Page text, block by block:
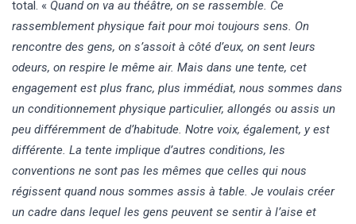
total. « Quand on va au théâtre, on se rassemble. Ce
rassemblement physique fait pour moi toujours sens. On
rencontre des gens, on s’assoit à côté d’eux, on sent leurs
odeurs, on respire le même air. Mais dans une tente, cet
engagement est plus franc, plus immédiat, nous sommes dans
un conditionnement physique particulier, allongés ou assis un
peu différemment de d’habitude. Notre voix, également, y est
différente. La tente implique d’autres conditions, les
conventions ne sont pas les mêmes que celles qui nous
régissent quand nous sommes assis à table. Je voulais créer
un cadre dans lequel les gens peuvent se sentir à l’aise et